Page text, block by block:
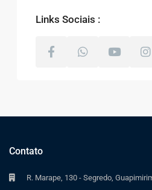
Links Sociais :
Contato
R. Marape, 130 - Segredo,